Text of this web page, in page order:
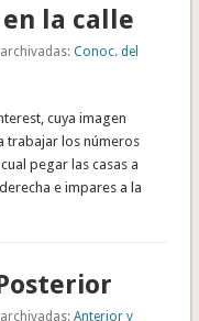
la calle
Conoc. del
cuya imagen
trabajar los números
pegar las casas a
e impares a la
Anterior y